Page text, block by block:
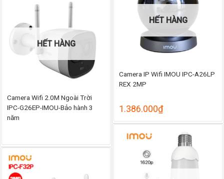
1.890.000₫
HẾT HÀNG
Camera IP Wifi IMOU IPC-A26LP
REX 2MP
1.386.000₫
HẾT HÀNG
Camera Wifi 2.0M Ngoài Trời
IPC-G26EP-IMOU-Bảo hành 3
năm